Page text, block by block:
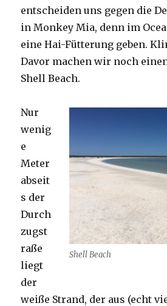
entscheiden uns gegen die
in Monkey Mia, denn im
eine Hai-Fütterung geben.
Davor machen wir noch
Shell Beach.
Shell Beach
Nur
wenig
e
Meter
abseit
s der
Durch
zugst
raße
liegt
der
weiße Strand, der aus (echt